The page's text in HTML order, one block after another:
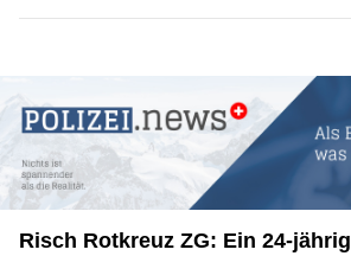
Risch Rotkreuz ZG: Ein 24-